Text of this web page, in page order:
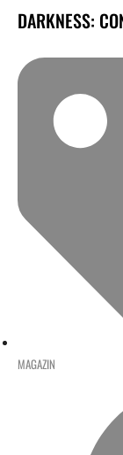
DARKNESS:
MAGAZIN